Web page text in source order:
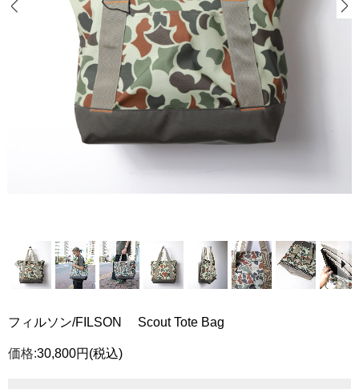
フィルソン/FILSON Scout Tote Bag
価格:30,800円 (税込)